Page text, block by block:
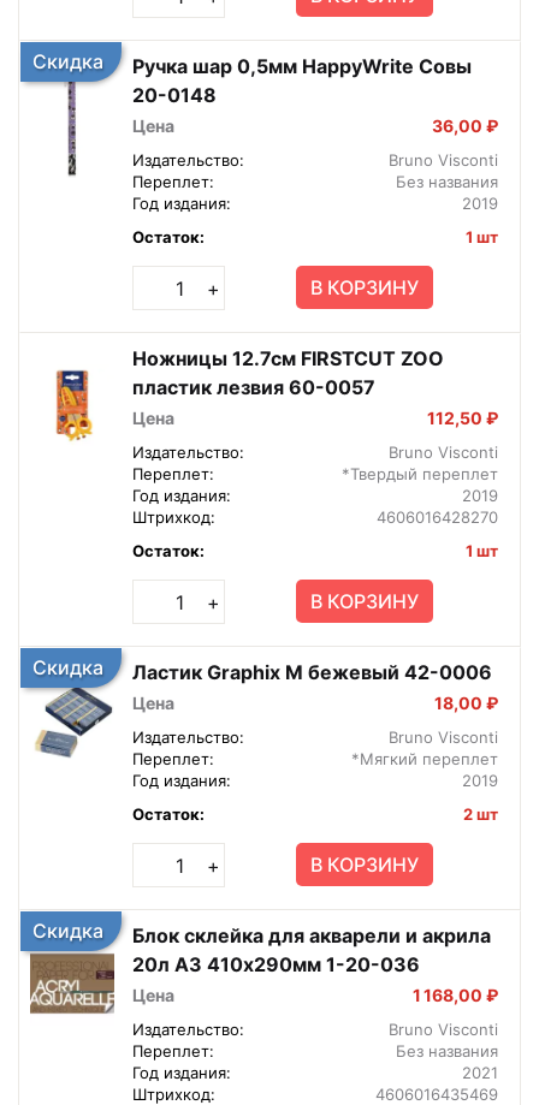
Скидка
Ручка шар 0,5мм HappyWrite Совы
20-0148
Цена 36,00 ₽
Издательство:
Bruno Visconti
Переплет:
Без названия
Год издания:
2019
Остаток:
1 шт
+ В КОРЗИНУ
Ножницы 12.7см FIRSTCUT ZOO
пластик лезвия 60-0057
Цена 112,50 ₽
Издательство:
Bruno Visconti
Переплет:
*Твердый переплет
Год издания:
2019
Штрихкод:
4606016428270
Остаток:
1 шт
+ В КОРЗИНУ
Скидка Ластик Graphix М бежевый 42-0006
Цена 18,00 ₽
Издательство:
Bruno Visconti
Переплет:
*Мягкий переплет
Год издания:
2019
Остаток:
2 шт
+ В КОРЗИНУ
Скидка
Блок склейка для акварели и акрила
20л А3 410х290мм 1-20-036
Цена 1 168,00 ₽
Издательство:
Bruno Visconti
Переплет:
Без названия
Год издания:
2021
Штрихкод:
4606016435469